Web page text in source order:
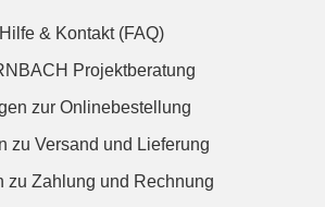
Hilfe & Kontakt (FAQ)
Projektberatung
zur Onlinebestellung
zu Versand und Lieferung
zu Zahlung und Rechnung